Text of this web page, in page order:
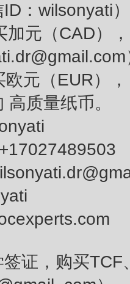
：wilsonyati
加元（CAD）
欧元（EUR）
质量纸币。
证，购买